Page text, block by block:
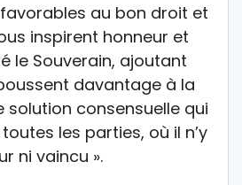
au bon droit et
inspirent honneur et
le Souverain, ajoutant
davantage à la
solution consensuelle qui
les parties, où il n’y
ni vaincu ».